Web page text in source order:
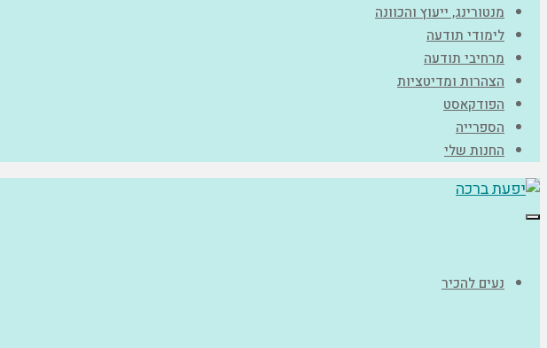
מנטורינג, ייעוץ והכוונה
לימודי תודעה
מרחיבי תודעה
הצהרות ומדיטציות
הפודקאסט
הספרייה
החנות שלי
תפריט
נעים להכיר